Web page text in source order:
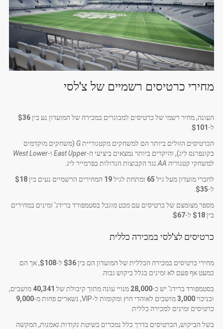
מחירי כרטיסים רשמיים של צ'לסי
העונה, מחיר רשמי של כרטיסים למבוגרים במכירה של המועדון נע בין$36
ל- $101
הכרטיסים הזולים ביותר הם למשחקים מקטגוריית G (משחקים מוקדמים
בקונפרנס ליג), והיקרים ביותר נמצאים ביציעי ה-East Upper ו-West Lower
למשחקי קטגוריה AA נגד הקבוצות הגדולות בפרמייר ליג.
לחברי מועדון מעל גיל 65 ומתחת לגיל19 המחירים הרשמיים נעים בין$18
ל-$35
מספר מצומצם של כרטיסים עם מבט מוגבל בסטמפורד ברידג' זמינים במחירים
בין$18 ל-$67
כרטיסים לצ'לסי במכירה כללית
מחירי כרטיסים במכירה הכללית של המועדון הם בין$36 ל-$108, אך הם
כמעט אף פעם לא זמינים בגלל ביקוש גבוה.
בסטמפורד ברידג' יש כ-28,000 מנויי עונה מתוך קיבולת של 40,341 מושבים,
ובניכוי3,000מושבים לאוהדי חוץ ומקומות ל-VIP, נשארים פחות מ-
9,000
כרטיסים זמינים למכירה כללית.
בשל הביקוש, הכרטיסים בדרך כלל נמכרים בשיטת נקודות נאמנות, המקשה